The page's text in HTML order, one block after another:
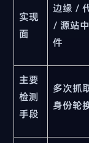
实现
面
边缘 /
/ 源站
件
主要
检测
手段
多次抓
身份轮